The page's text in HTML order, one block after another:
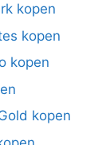
kopen
kopen
kopen
kopen